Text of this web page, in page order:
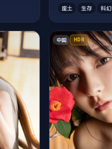
废土 生存 科幻
中国 HDR